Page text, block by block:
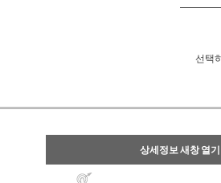
선택
상세정보 새창 열기